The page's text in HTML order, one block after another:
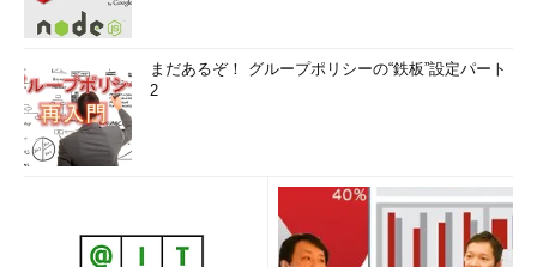
まだあるぞ！ グループポリシーの“鉄板”設定パート
2